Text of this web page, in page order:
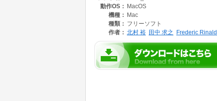
2.フォーラムお知らせ読み込み 20. プロフィー
3.フォーラム掲示板(BUL)読み書き 21. プロフ
4.会議室未読数設定 22. 会員検索
5.会議室未読読み込み(MREad) 23. アドレスブ
7.任意の会議室発言読み込み 25. 【DLI(週刊ラ
8.ライブラリー一覧取得(SEArch) 26. 電子メー
9.フォーラムオプション設定 27. 電子メール受
10.MACWEEK ONLINE読み込み 28. アドレス
動作OS： MacOS
機種： Mac
種類： フリーソフト
作者： 北村 裕 田中 求之 Frederic